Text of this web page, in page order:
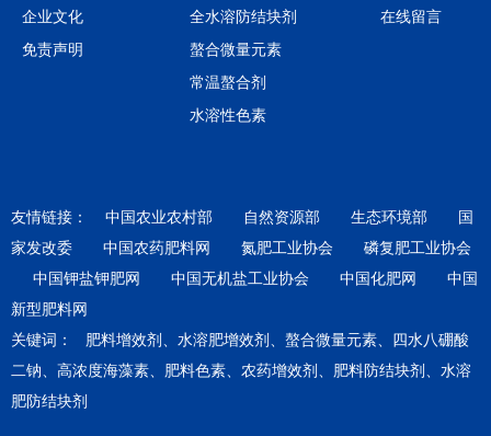
企业文化
免责声明
全水溶防结块剂
螯合微量元素
常温螯合剂
水溶性色素
在线留言
友情链接： 中国农业农村部 自然资源部 生态环境部
国
家发改委
中国农药肥料网 氮肥工业协会
磷复肥工业协会
中国钾盐钾肥网
中国无机盐工业协会 中国化肥网
中国
新型肥料网
关键词： 肥料增效剂、水溶肥增效剂、螯合微量元素、四水八硼酸
二钠、高浓度海藻素、肥料色素、农药增效剂、肥料防结块剂、水溶
肥防结块剂